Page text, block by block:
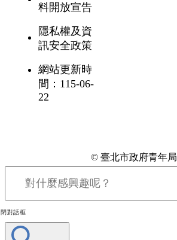
料開放宣告
隱私權及資
訊安全政策
網站更新時
間：115-06-
22
© 臺北市政府青年局
對話框